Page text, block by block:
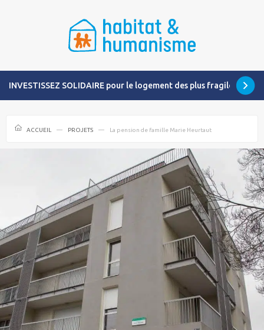
INVESTISSEZ SOLIDAIRE pour le logement des plus fragiles
ACCUEIL PROJETS La pension de famille Marie Heurtaut